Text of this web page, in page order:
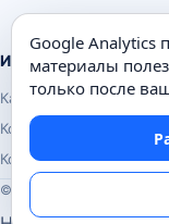
Информация
Карта сайта
Контакты
Конфиденциальность
© Почемуха.ру, 2010–2026
Google Analytics
материалы
только после